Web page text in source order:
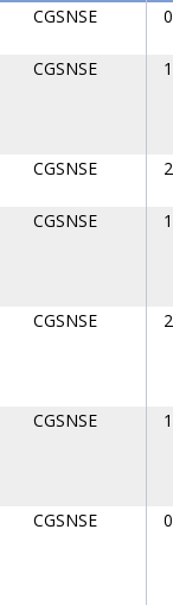
CGSNSE
CGSNSE
CGSNSE
CGSNSE
CGSNSE
CGSNSE
CGSNSE